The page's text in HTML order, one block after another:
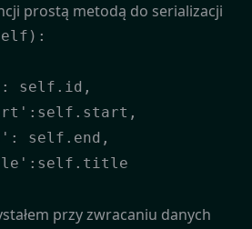
prostą metodą do serializacji
self.id,
self.end,
przy zwracaniu danych